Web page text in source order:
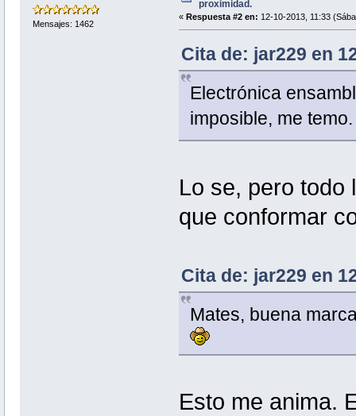
Mensajes: 1462
proximidad.
« Respuesta #2 en: 12-10-2013, 11:33
Cita de: jar229 en
Electrónica
imposible, me temo.
Lo se, pero todo
que conformar
Cita de: jar229 en
Mates, buena
Esto me anima.